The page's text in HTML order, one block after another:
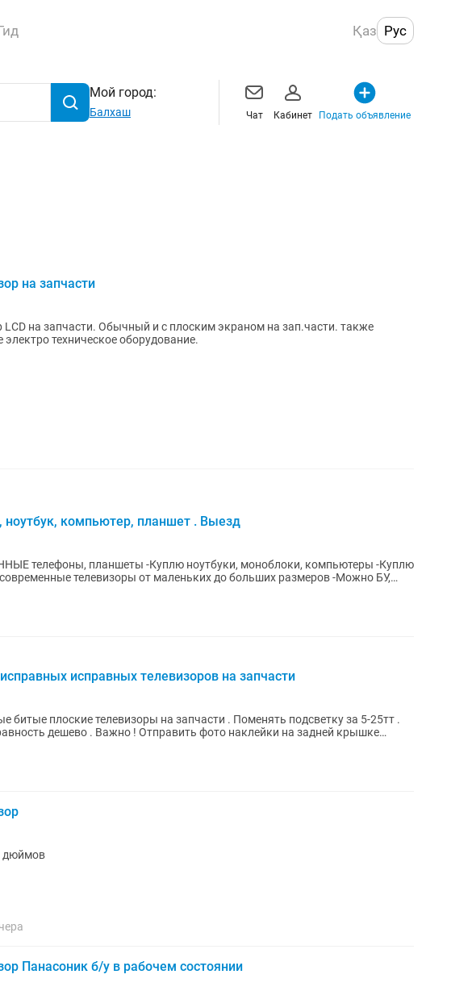
Қаз Рус
Мой город:
Балхаш Чат Кабинет Подать объявление
на запчасти
LCD на запчасти. Обычный и с плоским экраном на зап.части. также
техническое оборудование.
ноутбук, компьютер, планшет . Выезд
-Куплю ноутбуки, моноблоки, компьютеры -Куплю
телевизоры от маленьких до больших размеров -Можно БУ,
исправных телевизоров на запчасти
битые плоские телевизоры на запчасти . Поменять подсветку за 5-25тт .
дешево . Важно ! Отправить фото наклейки на задней крышке
дюймов
Панасоник б/у в рабочем состоянии